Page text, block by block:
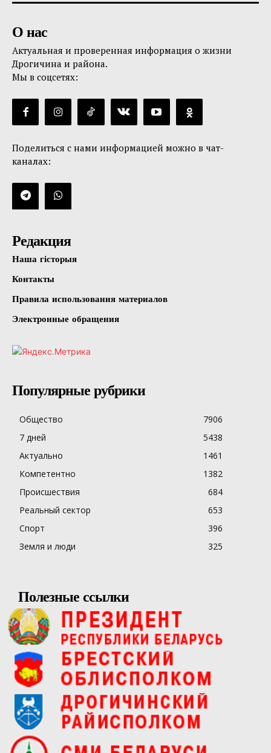
О нас
Актуальная и проверенная информация о жизни
Дрогичина и района.
Мы в соцсетях:
Поделиться с нами информацией можно в чат-
каналах:
Редакция
Наша гісторыя
Контакты
Правила использования материалов
Электронные обращения
Популярные рубрики
Общество
7906
7 дней
5438
Актуально
1461
Компетентно
1382
Происшествия
684
Реальный сектор
653
Спорт
396
Земля и люди
325
Полезные ссылки